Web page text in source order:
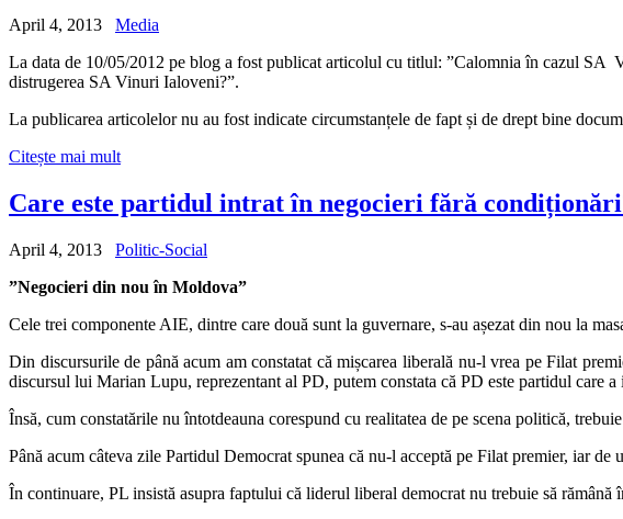
April 4, 2013
Media
La data de 10/05/2012 pe blog a fost publicat articolul cu titlul: ”Calomnia în cazul SA
distrugerea SA Vinuri Ialoveni?”.
La publicarea articolelor nu au fost indicate circumstanțele de fapt și de drept bine
Citește mai mult
Care este partidul intrat în negocieri fără
April 4, 2013
Politic-Social
”Negocieri din nou în Moldova”
Cele trei componente AIE, dintre care două sunt la guvernare, s-au așezat din nou la
Din discursurile de până acum am constatat că mișcarea liberală nu-l vrea pe Filat
discursul lui Marian Lupu, reprezentant al PD, putem constata că PD este partidul care
Însă, cum constatările nu întotdeauna corespund cu realitatea de pe scena politică,
Până acum câteva zile Partidul Democrat spunea că nu-l acceptă pe Filat premier, iar
În continuare, PL insistă asupra faptului că liderul liberal democrat nu trebuie să